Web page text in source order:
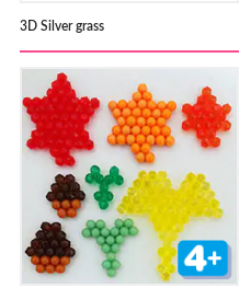
3D Silver grass